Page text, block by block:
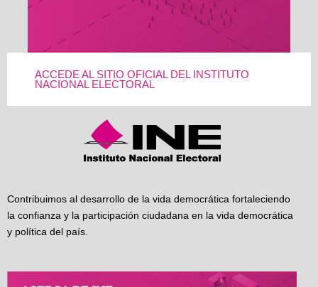
ACCEDE AL SITIO OFICIAL DEL INSTITUTO
NACIONAL ELECTORAL
Contribuimos al desarrollo de la vida democrática fortaleciendo
la confianza y la participación ciudadana en la vida democrática
y política del país.